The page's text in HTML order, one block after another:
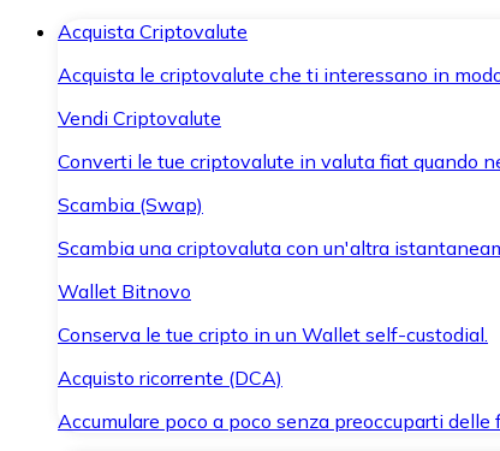
Acquista Criptovalute
Acquista le criptovalute che ti interessano in
Vendi Criptovalute
Converti le tue criptovalute in valuta fiat quando
Scambia (Swap)
Scambia una criptovaluta con un'altra
Wallet Bitnovo
Conserva le tue cripto in un Wallet self-custodial.
Acquisto ricorrente (DCA)
Accumulare poco a poco senza preoccuparti delle